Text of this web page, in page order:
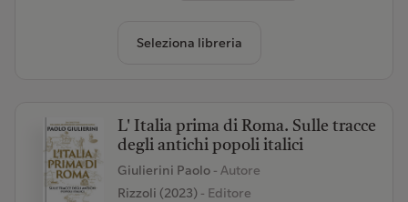
Seleziona libreria
L' Italia prima di Roma. Sulle tracce
degli antichi popoli italici
Giulierini Paolo - Autore
Rizzoli (2023)- Editore